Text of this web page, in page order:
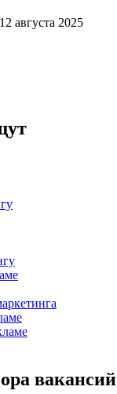
12 августа 2025
вакансий